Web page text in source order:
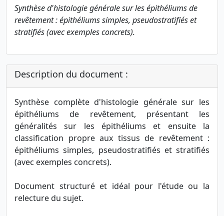
Synthèse d'histologie générale sur les épithéliums de
revêtement : épithéliums simples, pseudostratifiés et
stratifiés (avec exemples concrets).
Description du document :
Synthèse complète d'histologie générale sur les
épithéliums de revêtement, présentant les
généralités sur les épithéliums et ensuite la
classification propre aux tissus de revêtement :
épithéliums simples, pseudostratifiés et stratifiés
(avec exemples concrets).
Document structuré et idéal pour l'étude ou la
relecture du sujet.